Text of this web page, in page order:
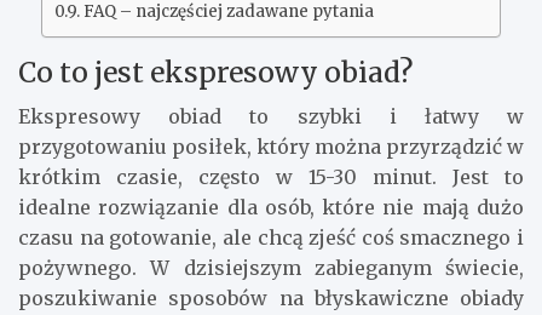
FAQ – najczęściej zadawane pytania
Co to jest ekspresowy obiad?
Ekspresowy obiad to szybki i łatwy w
przygotowaniu posiłek, który można przyrządzić w
krótkim czasie, często w 15-30 minut. Jest to
idealne rozwiązanie dla osób, które nie mają dużo
czasu na gotowanie, ale chcą zjeść coś smacznego i
pożywnego. W dzisiejszym zabieganym świecie,
poszukiwanie sposobów na błyskawiczne obiady